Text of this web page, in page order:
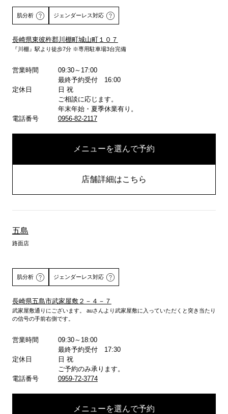
肌分析 ジェンダーレス対応
長崎県東彼杵郡川棚町城山町１０７
『川棚』駅より徒歩7分 ※専用駐車場3台完備
営業時間
09:30～17:00
最終予約受付 16:00
定休日
日 祝
ご相談に応じます。
年末年始・夏季休業有り。
電話番号
0956-82-2117
メニューを選んで予約
店舗詳細はこちら
五島
路面店
肌分析
詳しくはこちら
ジェンダーレス対応
長崎県五島市武家屋敷２－４－７
武家屋敷通りにございます。 auさんより武家屋敷に入っていただくと突き当たり
の信号の手前右側です。
営業時間
09:30～18:00
最終予約受付 17:30
定休日
日 祝
ご予約のみ承ります。
電話番号
0959-72-3774
メニューを選んで予約